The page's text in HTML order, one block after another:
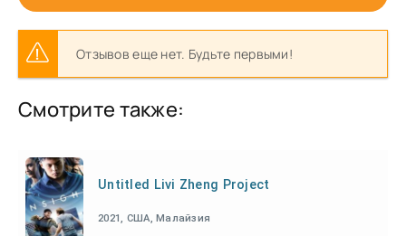
Отзывов еще нет. Будьте первыми!
Смотрите также:
Untitled Livi Zheng Project
2021, США, Малайзия